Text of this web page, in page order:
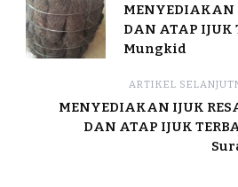
MENYEDIAKAN
DAN ATAP IJUK
Mungkid
ARTIKEL
MENYEDIAKAN IJUK
DAN ATAP IJUK